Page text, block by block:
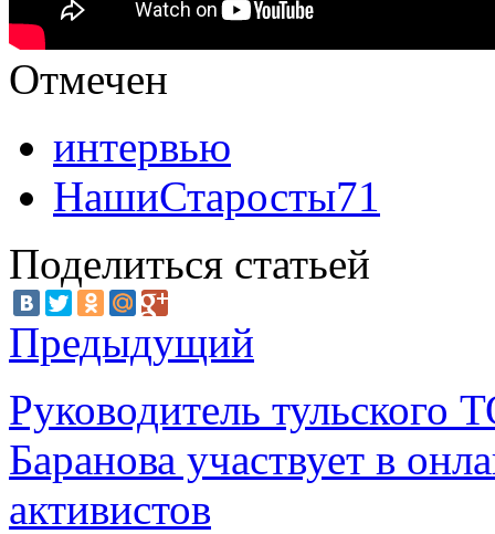
Отмечен
интервью
НашиСтаросты71
Поделиться статьей
Предыдущий
Руководитель тульского
Баранова участвует в
активистов